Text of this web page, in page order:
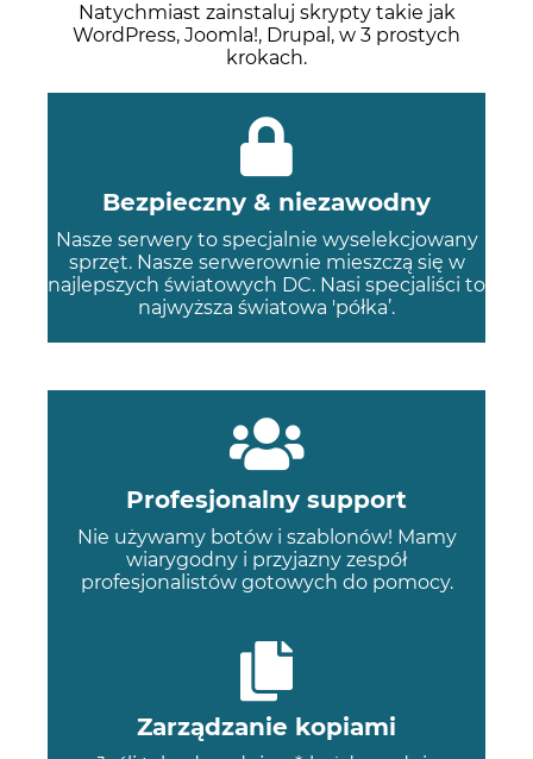
Natychmiast zainstaluj skrypty takie jak
WordPress, Joomla!, Drupal, w 3 prostych
krokach.
Bezpieczny & niezawodny
Nasze serwery to specjalnie wyselekcjowany
sprzęt. Nasze serwerownie mieszczą się w
najlepszych światowych DC. Nasi specjaliści to
najwyższa światowa 'półka’.
Profesjonalny support
Nie używamy botów i szablonów! Mamy
wiarygodny i przyjazny zespół
profesjonalistów gotowych do pomocy.
Zarządzanie kopiami